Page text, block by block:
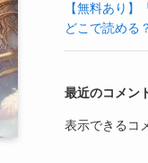
【無料あり】
どこで読める
最近のコメン
表示できるコ